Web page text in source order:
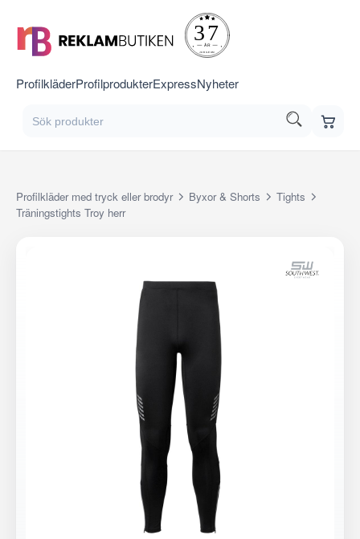
ProfilkläderProfilprodukterExpressNyheter
Profilkläder med tryck eller brodyr Byxor & Shorts
Tights
Träningstights Troy herr